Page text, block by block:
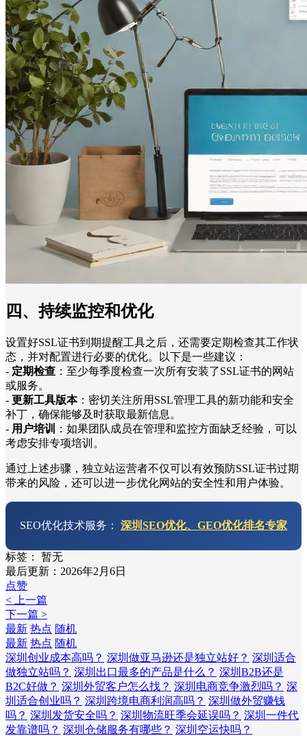
四、持续监控和优化
设置好SSL证书到期提醒工具之后，还需要定期检查其工作状
态，并对配置进行必要的优化。以下是一些建议：
- 定期检查 ：至少每季度检查一次所有安装了SSL证书的网站
或服务。
- 更新工具版本：密切关注所用SSL管理工具的新功能和安全
补丁，确保能够及时获取最新信息。
- 用户培训
：如果团队成员在管理和监控方面缺乏经验，可以
考虑安排专项培训。
通过上述步骤，独立站运营者不仅可以有效预防SSL证书过期
带来的风险，还可以进一步优化网站的安全性和用户体验。
SEO优化技术服务： 深圳SEO优化、GEO优化排名专家
标签：
暂无
最后更新：2026年2月6日
点赞
< 上一篇
下一篇 >
最新 热点 随机
最新 热点 随机
深圳创业成本高吗？ 深圳做亚马逊还是独立站好？ 深圳适合
做独立站吗？ 深圳出口最多的产品是什么？ 深圳B2B还是
B2C好做？ 深圳外贸客户怎么找？ 深圳电商竞争激烈吗？ 深
圳适合创业吗？ 深圳跨境电商利润高吗？ 深圳做外贸赚钱
吗？ 深圳发货安全吗？ 深圳物流旺季会延误吗？ 深圳一件代
发靠谱吗？ 深圳仓储服务有哪些？ 深圳空运快吗？